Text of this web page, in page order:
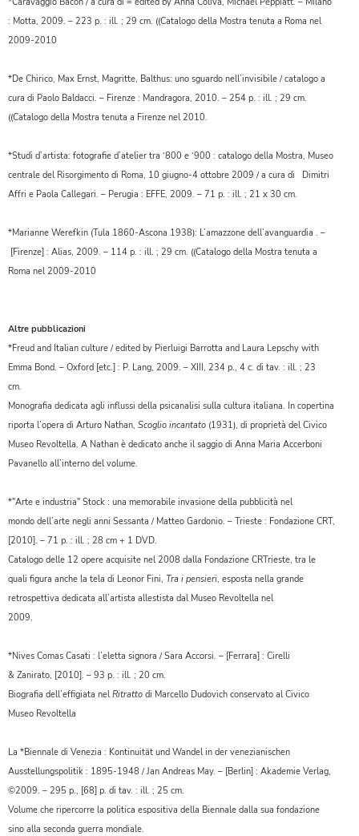
: Motta, 2009. – 223 p. : ill. ; 29 cm. ((Catalogo della Mostra tenuta a Roma nel
2009-2010
*De Chirico, Max Ernst, Magritte, Balthus: uno sguardo nell’invisibile / catalogo a
cura di Paolo Baldacci. – Firenze : Mandragora, 2010. – 254 p. : ill. ; 29 cm.
((Catalogo della Mostra tenuta a Firenze nel 2010.
*Studi d’artista: fotografie d’atelier tra ‘800 e ‘900 : catalogo della Mostra, Museo
centrale del Risorgimento di Roma, 10 giugno-4 ottobre 2009 / a cura di Dimitri
Affri e Paola Callegari. – Perugia : EFFE, 2009. – 71 p. : ill. ; 21 x 30 cm.
*Marianne Werefkin (Tula 1860-Ascona 1938): L’amazzone dell’avanguardia . –
[Firenze] : Alias, 2009. – 114 p. : ill. ; 29 cm. ((Catalogo della Mostra tenuta a
Roma nel 2009-2010
Altre pubblicazioni
*Freud and Italian culture / edited by Pierluigi Barrotta and Laura Lepschy with
Emma Bond. – Oxford [etc.] : P. Lang, 2009. – XIII, 234 p., 4 c. di tav. : ill. ; 23
cm.
Monografia dedicata agli influssi della psicanalisi sulla cultura italiana. In copertina
riporta l’opera di Arturo Nathan, Scoglio incantato (1931), di proprietà del Civico
Museo Revoltella. A Nathan è dedicato anche il saggio di Anna Maria Accerboni
Pavanello all’interno del volume.
*"Arte e industria" Stock : una memorabile invasione della pubblicità nel
mondo dell’arte negli anni Sessanta / Matteo Gardonio. – Trieste : Fondazione CRT,
[2010]. – 71 p. : ill. ; 28 cm + 1 DVD.
Catalogo delle 12 opere acquisite nel 2008 dalla Fondazione CRTrieste, tra le
quali figura anche la tela di Leonor Fini, Tra i pensieri, esposta nella grande
retrospettiva dedicata all’artista allestista dal Museo Revoltella nel
2009.
*Nives Comas Casati : l’eletta signora / Sara Accorsi. – [Ferrara] : Cirelli
& Zanirato, [2010]. – 93 p. : ill. ; 20 cm.
Biografia dell’effigiata nelRitratto di Marcello Dudovich conservato al Civico
Museo Revoltella
La *Biennale di Venezia : Kontinuität und Wandel in der venezianischen
Ausstellungspolitik : 1895-1948 / Jan Andreas May. – [Berlin] : Akademie Verlag,
©2009. – 295 p., [68] p. di tav. : ill. ; 25 cm.
Volume che ripercorre la politica espositiva della Biennale dalla sua fondazione
sino alla seconda guerra mondiale.